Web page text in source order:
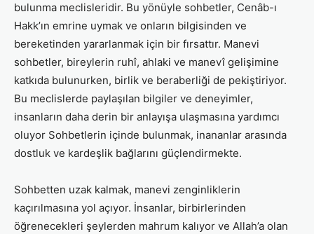
bulunma meclisleridir. Bu yönüyle sohbetler, Cenâb-ı
Hakk’ın emrine uymak ve onların bilgisinden ve
bereketinden yararlanmak için bir fırsattır. Manevi
sohbetler, bireylerin ruhî, ahlaki ve manevî gelişimine
katkıda bulunurken, birlik ve beraberliği de pekiştiriyor.
Bu meclislerde paylaşılan bilgiler ve deneyimler,
insanların daha derin bir anlayışa ulaşmasına yardımcı
oluyor Sohbetlerin içinde bulunmak, inananlar arasında
dostluk ve kardeşlik bağlarını güçlendirmekte.
Sohbetten uzak kalmak, manevi zenginliklerin
kaçırılmasına yol açıyor. İnsanlar, birbirlerinden
öğrenecekleri şeylerden mahrum kalıyor ve Allah’a olan